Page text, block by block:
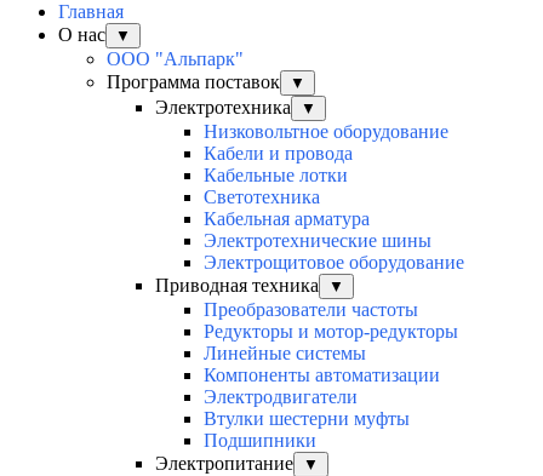
Главная
О нас
▼
ООО "Альпарк"
Программа поставок
▼
Электротехника ▼
Низковольтное оборудование
Кабели и провода
Кабельные лотки
Светотехника
Кабельная арматура
Электротехнические шины
Электрощитовое оборудование
Приводная техника
▼
Преобразователи частоты
Редукторы и мотор-редукторы
Линейные системы
Компоненты автоматизации
Электродвигатели
Втулки шестерни муфты
Подшипники
Электропитание
▼